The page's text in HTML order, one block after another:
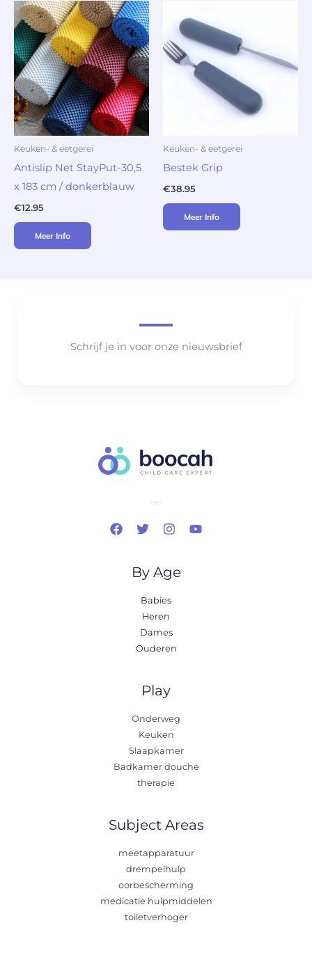
Keuken- & eetgerei
Antislip Net StayPut-30,5
x 183 cm / donkerblauw
€12.95
Meer Info
Keuken- & eetgerei
Bestek Grip
€38.95
Meer Info
Schrijf je in voor onze nieuwsbrief
..
By Age
Babies
Heren
Dames
Ouderen
Play
Onderweg
Keuken
Slaapkamer
Badkamer douche
therapie
Subject Areas
meetapparatuur
drempelhulp
oorbescherming
medicatie hulpmiddelen
toiletverhoger